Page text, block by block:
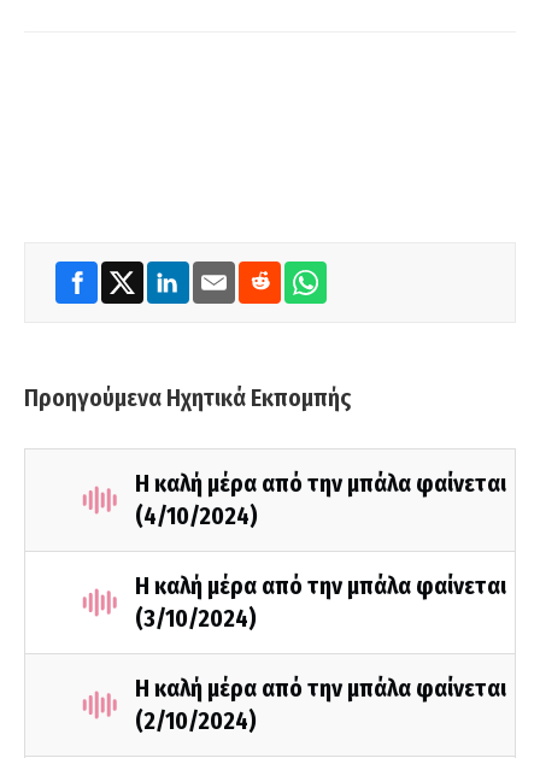
Προηγούμενα Ηχητικά Εκπομπής
Η καλή μέρα από την μπάλα φαίνεται
(4/10/2024)
Η καλή μέρα από την μπάλα φαίνεται
(3/10/2024)
Η καλή μέρα από την μπάλα φαίνεται
(2/10/2024)